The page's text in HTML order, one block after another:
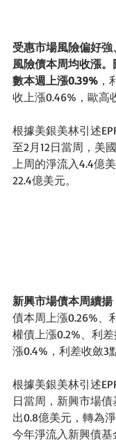
受惠市場風險偏好強
風險債本周均收漲
數本週上漲0.39% ，
收上漲0.46%，歐高
根據美銀美林引述
至2月12日當周，美
上周的淨流入4.4億
22.4億美元。
新興市場債本周續揚
債本周上漲0.26%、
權債上漲0.2%、利
漲0.4%，利差收斂3
根據美銀美林引述
日當周，新興市場
出0.8億美元，轉為
今年淨流入新興債基